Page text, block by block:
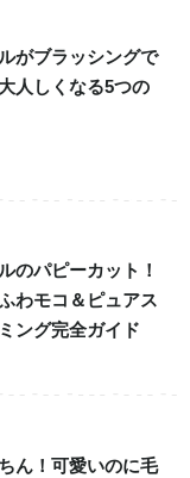
がブラッシングで
人しくなる5つの
のパピーカット！
わモコ＆ピュアス
ング完全ガイド
ん！可愛いのに毛